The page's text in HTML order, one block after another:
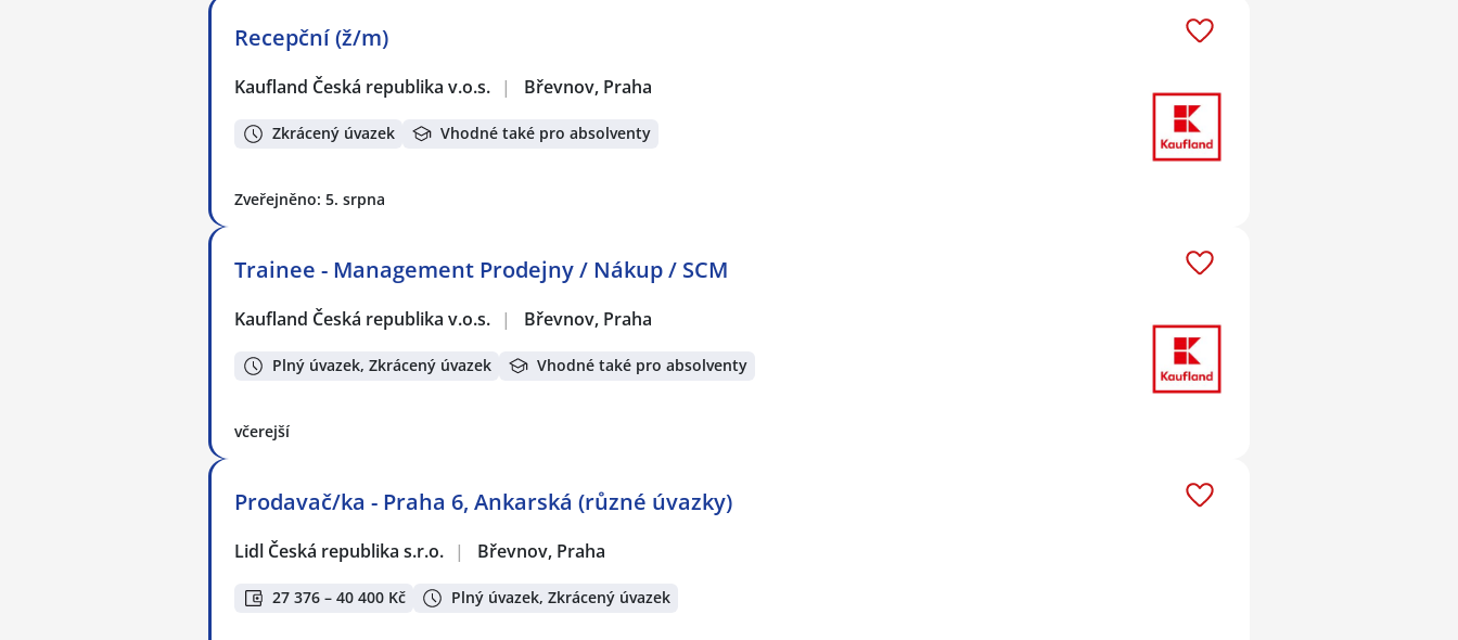
Recepční (ž/m)
Kaufland Česká republika v.o.s. | Břevnov, Praha
Zkrácený úvazek Vhodné také pro absolventy
Zveřejněno: 5. srpna
Trainee - Management Prodejny / Nákup / SCM
Kaufland Česká republika v.o.s. | Břevnov, Praha
Plný úvazek, Zkrácený úvazek Vhodné také pro absolventy
včerejší
Prodavač/ka - Praha 6, Ankarská (různé úvazky)
Lidl Česká republika s.r.o. | Břevnov, Praha
27 376 – 40 400 Kč Plný úvazek, Zkrácený úvazek